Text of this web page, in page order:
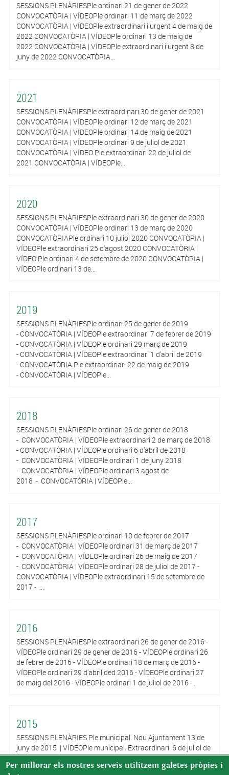
SESSIONS PLENÀRIESPle ordinari 21 de gener de 2022
CONVOCATÒRIA | VÍDEOPle ordinari 11 de març de 2022
CONVOCATÒRIA | VÍDEOPle extraordinari i urgent 4 de maig de
2022 CONVOCATÒRIA | VÍDEOPle ordinari 13 de maig de
2022 CONVOCATÒRIA | VÍDEOPle extraordinari i urgent 8 de
juny de 2022 CONVOCATÒRIA...
2021
SESSIONS PLENÀRIESPle extraordinari 30 de gener de 2021
CONVOCATÒRIA | VÍDEOPle ordinari 12 de març de 2021
CONVOCATÒRIA | VÍDEOPle ordinari 14 de maig de 2021
CONVOCATÒRIA | VÍDEOPle ordinari 9 de juliol de 2021
CONVOCATÒRIA | VÍDEO Ple extraordinari 22 de juliol de
2021 CONVOCATÒRIA | VÍDEOPle...
2020
SESSIONS PLENÀRIESPle extraordinari 30 de gener de 2020
CONVOCATÒRIA | VÍDEOPle ordinari 13 de març de 2020
CONVOCATÒRIAPle ordinari 10 juliol 2020 CONVOCATÒRIA |
VÍDEOPle extraordinari 25 d'agost 2020 CONVOCATÒRIA |
VÍDEO Ple ordinari 4 de setembre de 2020 CONVOCATÒRIA |
VÍDEOPle ordinari 13 de...
2019
SESSIONS PLENÀRIESPle ordinari 25 de gener de 2019
- CONVOCATÒRIA | VÍDEOPle extraordinari 7 de febrer de 2019
- CONVOCATÒRIA | VÍDEOPle ordinari 29 març de 2019
- CONVOCATÒRIA | VÍDEOPle extraordinari 1 d'abril de 2019
- CONVOCATÒRIA Ple extraordinari 22 de maig de 2019
- CONVOCATÒRIA | VÍDEOPle...
2018
SESSIONS PLENÀRIESPle ordinari 26 de gener de 2018
- CONVOCATÒRIA | VÍDEOPle extraordinari 2 de març de 2018
- CONVOCATÒRIA | VÍDEOPle ordinari 6 d'abril de 2018
- CONVOCATÒRIA | VÍDEOPle ordinari 1 de juny 2018
- CONVOCATÒRIA | VÍDEOPle ordinari 3 agost de
2018 - CONVOCATÒRIA | VÍDEOPle...
2017
SESSIONS PLENÀRIESPle ordinari 10 de febrer de 2017
- CONVOCATÒRIA | VÍDEOPle ordinari 31 de març de 2017
- CONVOCATÒRIA | VÍDEOPle ordinari 26 de maig de 2017
- CONVOCATÒRIA | VÍDEOPle ordinari 28 de juliol de 2017 -
CONVOCATÒRIA | VÍDEOPle extraordinari 15 de setembre de
2017 - ...
2016
SESSIONS PLENÀRIESPle extraordinari 26 de gener de 2016 -
VÍDEOPle ordinari 29 de gener de 2016 - VÍDEOPle ordinari 26
de febrer de 2016 - VÍDEOPle ordinari 18 de març de 2016 -
VÍDEOPle ordinari 29 d'abril ded 2016 - VÍDEOPle ordinari 27
de maig del 2016 - VÍDEOPle ordinari 1 de juliol de 2016 -...
2015
SESSIONS PLENÀRIES Ple municipal. Nou Ajuntament 13 de
juny de 2015 | VÍDEOPle municipal. Extraordinari. 6 de juliol de
2015 | VÍDEOPle municipal. 31 de juliol de 2015 | VÍDEOPle
municipal. 25 de setembre de 2015 | VÍDEOPle municipal. 30
Per millorar els nostres serveis utilitzem galetes pròpies i